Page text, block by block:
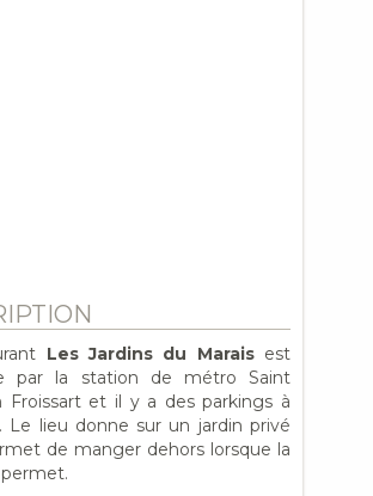
Les Jardins du Maraisest
par la station de métro Saint
Froissart et il y a des parkings à
Le lieu donne sur un jardin privé
de manger dehors lorsque la